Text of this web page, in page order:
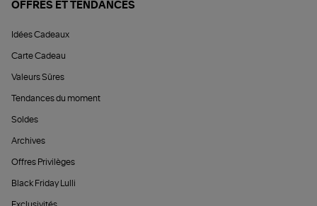
OFFRES ET TENDANCES
Idées Cadeaux
Carte Cadeau
Valeurs Sûres
Tendances du moment
Soldes
Archives
Offres Privilèges
Black Friday Lulli